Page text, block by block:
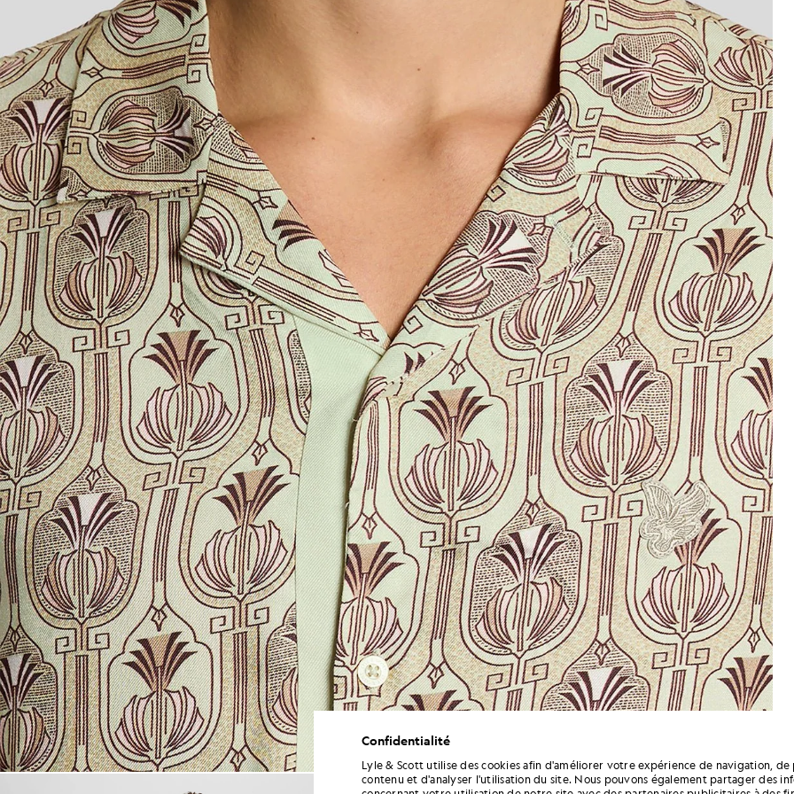
Un homme porte une chemise à manches courtes avec un motif botanique, couleur vert
Un homme porte une
Confidentialité
Lyle & Scott utilise des cookies afin d'améliorer votre expérience de navigation, de
contenu et d'analyser l'utilisation du site. Nous pouvons également partager des